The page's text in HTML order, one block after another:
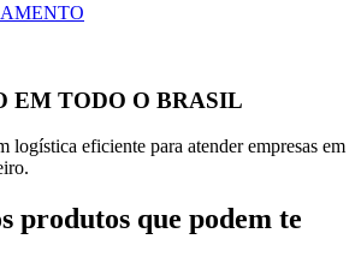
EM TODO O BRASIL
logística eficiente para atender empresas em
produtos que podem te